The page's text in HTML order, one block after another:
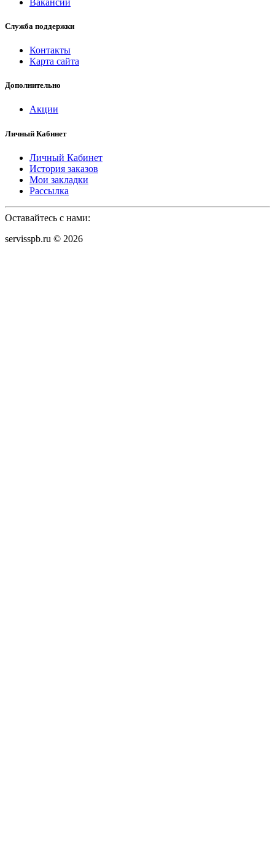
Служба поддержки
Контакты
Карта сайта
Дополнительно
Акции
Личный Кабинет
Личный Кабинет
История заказов
Мои закладки
Рассылка
Оставайтесь с нами:
servisspb.ru © 2026